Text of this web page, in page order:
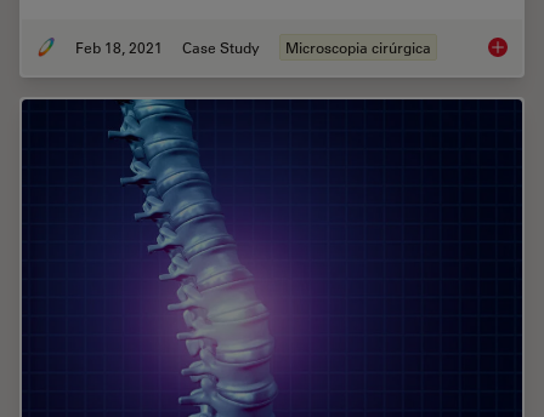
Feb 18, 2021 Case Study Microscopia cirúrgica